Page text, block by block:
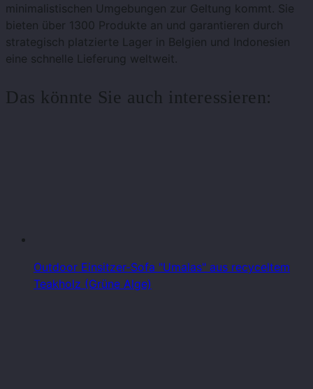
minimalistischen Umgebungen zur Geltung kommt. Sie
bieten über 1300 Produkte an und garantieren durch
strategisch platzierte Lager in Belgien und Indonesien
eine schnelle Lieferung weltweit.
Das könnte Sie auch interessieren:
Outdoor Einsitzer-Sofa "Umalas" aus recyceltem
Teakholz (Grüne Alge)